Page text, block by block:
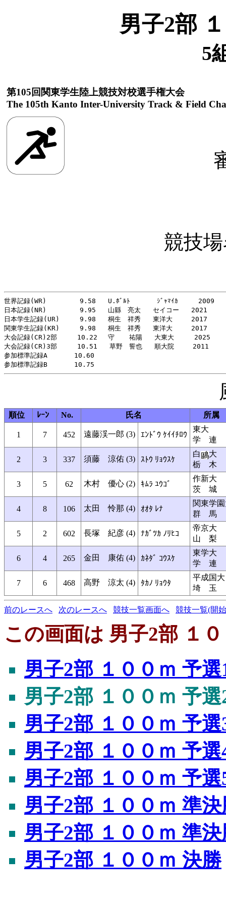
男子2部
5
第105回関東学生陸上競技対校選手権大会
The 105th Kanto Inter-University Track & Field
競技
世界記録(WR)    　　 9.58   U.ﾎﾞﾙﾄ　     ｼﾞｬﾏｲｶ     2009
日本記録(NR)    　　 9.95   山縣　亮太   セイコー   2021
日本学生記録(UR)     9.98   桐生　祥秀   東洋大   　2017
関東学生記録(KR)     9.98   桐生　祥秀   東洋大   　2017
大会記録(CR)2部     10.22 　守　  祐陽   大東大     2025
大会記録(CR)3部     10.51   草野　誓也   順大院   　2011
参加標準記録A   　  10.60
順位 ﾚｰﾝ No. 氏名 所属
1 7 452 遠藤渓一郎 (3) ｴﾝﾄﾞｳ ｹｲｲﾁﾛｳ
東大
学 連
2 3 337 須藤 涼佑 (3) ｽﾄｳ ﾘｮｳｽｹ
白
大
栃 木
3 5 62 木村 優心 (2) ｷﾑﾗ ﾕｳｺﾞ
作新大
茨 城
4 8 106 太田 怜那 (4) ｵｵﾀ ﾚﾅ
関東学
群 馬
5 2 602 長塚 紀彦 (4) ﾅｶﾞﾂｶ ﾉﾘﾋｺ
帝京大
山 梨
6 4 265 金田 康佑 (4) ｶﾈﾀﾞ ｺｳｽｹ
東学大
学 連
7 6 468 高野 涼太 (4) ﾀｶﾉ ﾘｮｳﾀ
平成国大
埼 玉
前のレースへ 次のレースへ 競技一覧画面へ 競技一覧(開
この画面は 男子2部 １
男子2部 １００ｍ 予選
男子2部 １００ｍ 予選
男子2部 １００ｍ 予選
男子2部 １００ｍ 予選
男子2部 １００ｍ 予選
男子2部 １００ｍ 準
男子2部 １００ｍ 準
男子2部 １００ｍ 決勝